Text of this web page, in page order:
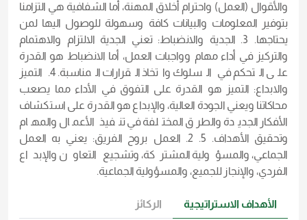
والأقوال (العمل) واحترام أخلاق المهنة، أما الشفافية هي التزامنا
بتوفير المعلومات والبيانات كافة وسهولة للوصول اليها لمن
يحتاجها. 3. الجدية والانضباط: تعني الجدية الالتزام والاهتمام
والتركيز في أداء مهام وواجبات العمل، أما الانضباط هو القدرة
على التحكم في السلوك واتخاذ القرارات المناسبة. 4. التميز
والابداع: التميز هو القدرة على التفوق في الأداء مما يصعب
محاكاتنا ويعني الجودة العالية، والإبداع هو القدرة على استكشاف
الأفكار الجديدة والطرق المختلفة في تنفيذ الأعمال والمهام
وتحقيق الأهداف. 5. 2. العمل بروح الفريق: يعني به العمل
الجماعي، والمسؤولية المشتركة، وتشجيع التعاون والإبداع
الفردي، والإنجاز للجميع، والمسؤولية الجماعية.
الأهداف الاستراتيجية
الركائز